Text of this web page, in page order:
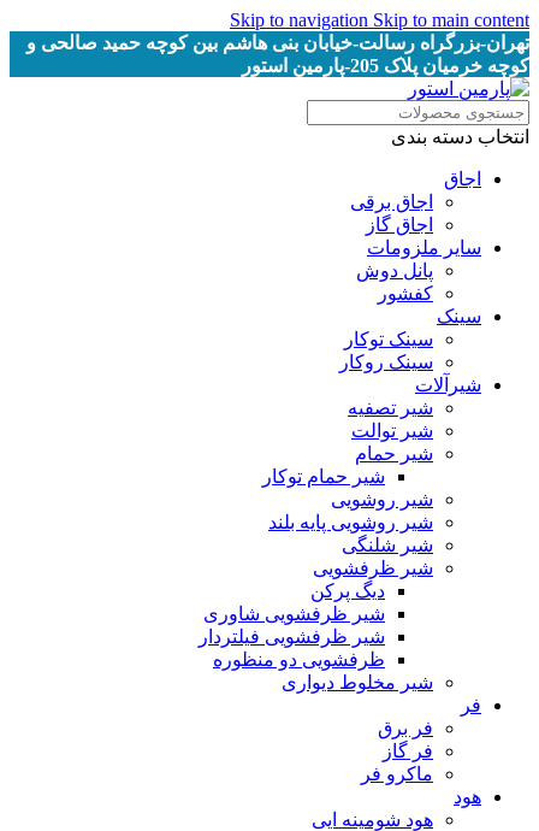
Skip to navigation Skip to main content
تهران-بزرگراه رسالت-خیابان بنی هاشم بین کوچه حمید صالحی و
کوچه خرمیان پلاک 205-پارمین استور
انتخاب دسته بندی
اجاق
اجاق برقى
اجاق گاز
سایر ملزومات
پانل دوش
کفشور
سینک
سینک توکار
سینک روکار
شیرآلات
شیر تصفیه
شیر توالت
شیر حمام
شیر حمام توکار
شیر روشویی
شیر روشویی پایه بلند
شیر شلنگی
شیر ظرفشویی
دیگ پرکن
شیر ظرفشویی شاوری
شیر ظرفشویی فیلتردار
ظرفشویی دو منظوره
شیر مخلوط دیواری
فر
فر برق
فر گاز
ماكرو فر
هود
هود شومینه ایی